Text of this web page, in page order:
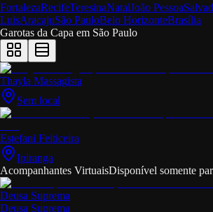
FortalezaRecifeTeresinaNatalJoão Pessoa
LuisAracajuSão PauloBelo HorizonteBrasília
Garotas da Capa em São Paulo
Thayla Massagista
Sem local
Estefani Feiticeira
Ipiranga
Acompanhantes VirtuaisDisponível somente
Deusa Suprema
Deusa Suprema